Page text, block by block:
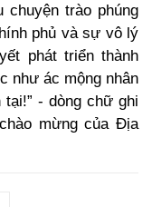
chuyện trào phúng
phủ và sự vô lý
phát triển thành
như ác mộng nhân
- dòng chữ ghi
mừng của Địa